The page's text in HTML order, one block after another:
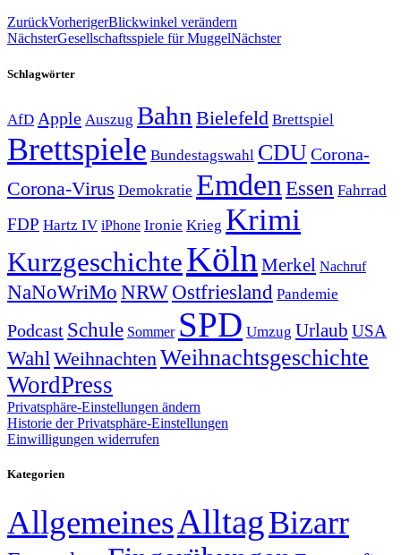
ZurückVorherigerBlickwinkel verändern
NächsterGesellschaftsspiele für MuggelNächster
Schlagwörter
AfD Apple Auszug Bahn Bielefeld Brettspiel
Brettspiele Bundestagswahl CDUCorona-
Corona-Virus Demokratie Emden Essen Fahrrad
FDP Hartz IV iPhone Ironie Krieg Krimi
KurzgeschichteKöln Merkel Nachruf
NaNoWriMo NRWOstfriesland Pandemie
Podcast Schule Sommer SPD Umzug Urlaub USA
Wahl Weihnachten Weihnachtsgeschichte
WordPress
Privatsphäre-Einstellungen ändern
Historie der Privatsphäre-Einstellungen
Einwilligungen widerrufen
Kategorien
AllgemeinesAlltagBizarr